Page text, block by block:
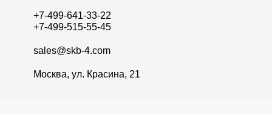
+7-499-641-33-22
+7-499-515-55-45
sales@skb-4.com
Москва, ул. Красина, 21